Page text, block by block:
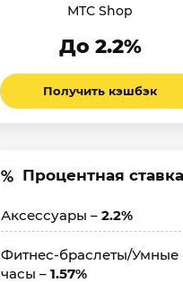
МТС Shop
До 2.2%
Получить кэшбэк
Процентная ставка
Аксессуары – 2.2%
Фитнес-браслеты/Умные
часы – 1.57%